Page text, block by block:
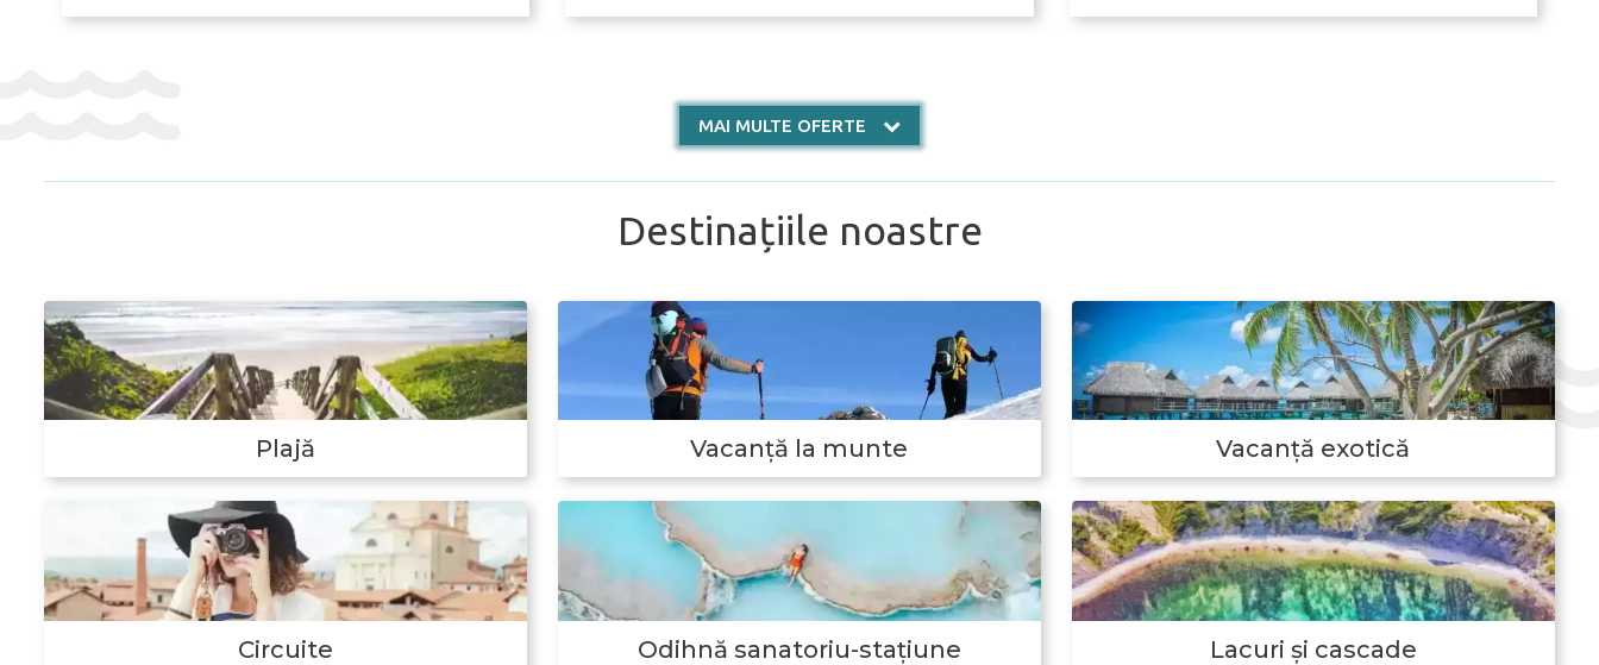
MAI MULTE OFERTE
Destinațiile noastre
Plajă Vacanță la munte Vacanţă exotică
Circuite Odihnă sanatoriu-stațiune Lacuri și cascade